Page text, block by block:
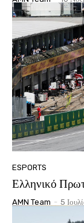
ESPORTS
Ελληνικό
AMN Team - 5